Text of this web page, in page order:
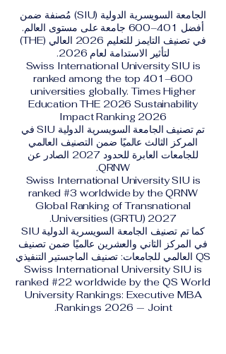
الجامعة السويسرية الدولية (SIU) مُصنفة ضمن
أفضل 401–600 جامعة على مستوى العالم.
في تصنيف التايمز للتعليم 2026 العالي (THE)
لتأثير الاستدامة لعام 2026.
Swiss International University SIU is
ranked among the top 401–600
universities globally. Times Higher
Education THE 2026 Sustainability
Impact Ranking 2026
تم تصنيف الجامعة السويسرية الدولية SIU في
المركز الثالث عالميًا ضمن التصنيف العالمي
للجامعات العابرة للحدود 2027 الصادر عن
QRNW.
Swiss International University SIU is
ranked #3 worldwide by the QRNW
Global Ranking of Transnational
Universities (GRTU) 2027.
كما تم تصنيف الجامعة السويسرية الدولية SIU
في المركز الثاني والعشرين عالميًا ضمن تصنيف
QS العالمي للجامعات: تصنيف الماجستير التنفيذي
Swiss International University SIU is
ranked #22 worldwide by the QS World
University Rankings: Executive MBA
Rankings 2026 — Joint.